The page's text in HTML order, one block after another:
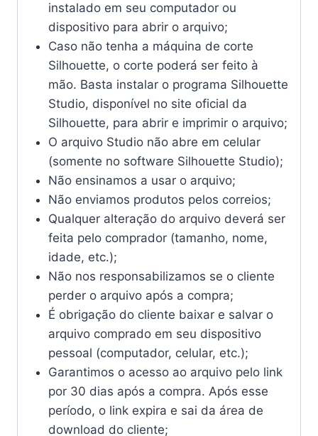
instalado em seu computador ou
dispositivo para abrir o arquivo;
Caso não tenha a máquina de corte
Silhouette, o corte poderá ser feito à
mão. Basta instalar o programa Silhouette
Studio, disponível no site oficial da
Silhouette, para abrir e imprimir o arquivo;
O arquivo Studio não abre em celular
(somente no software Silhouette Studio);
Não ensinamos a usar o arquivo;
Não enviamos produtos pelos correios;
Qualquer alteração do arquivo deverá ser
feita pelo comprador (tamanho, nome,
idade, etc.);
Não nos responsabilizamos se o cliente
perder o arquivo após a compra;
É obrigação do cliente baixar e salvar o
arquivo comprado em seu dispositivo
pessoal (computador, celular, etc.);
Garantimos o acesso ao arquivo pelo link
por 30 dias após a compra. Após esse
período, o link expira e sai da área de
download do cliente;